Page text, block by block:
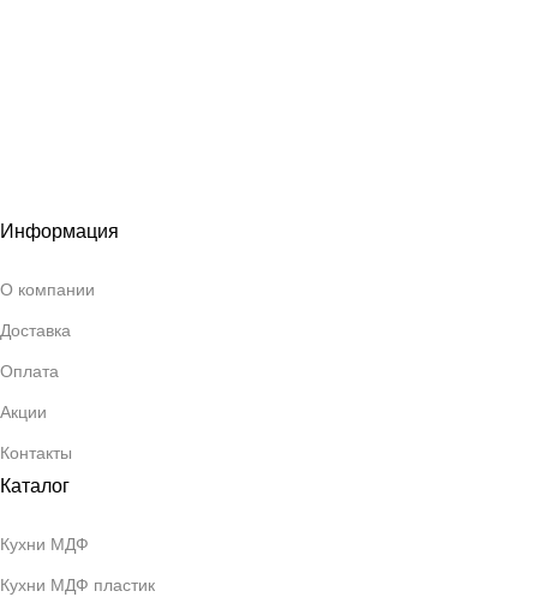
Информация
О компании
Доставка
Оплата
Акции
Контакты
Каталог
Кухни МДФ
Кухни МДФ пластик